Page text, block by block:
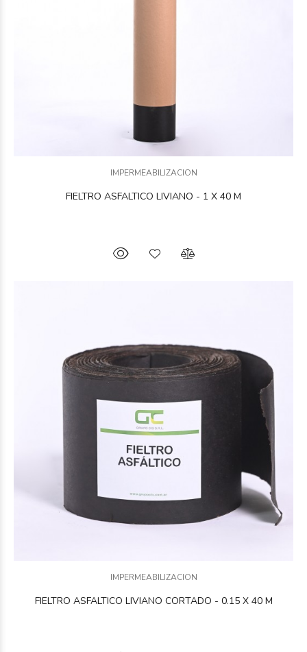
IMPERMEABILIZACION
FIELTRO ASFALTICO LIVIANO - 1 X 40 M
IMPERMEABILIZACION
FIELTRO ASFALTICO LIVIANO CORTADO - 0.15 X 40 M